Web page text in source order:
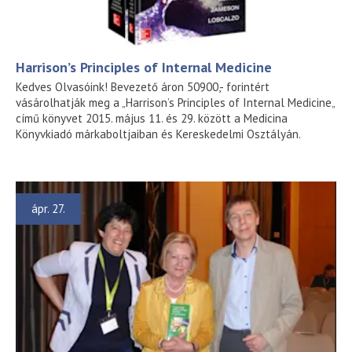
Harrison’s Principles of Internal Medicine
Kedves Olvasóink! Bevezető áron 50900,- forintért
vásárolhatják meg a „Harrison’s Principles of Internal Medicine„
című könyvet 2015. május 11. és 29. között a Medicina
Könyvkiadó márkaboltjaiban és Kereskedelmi Osztályán.
ápr. 27.